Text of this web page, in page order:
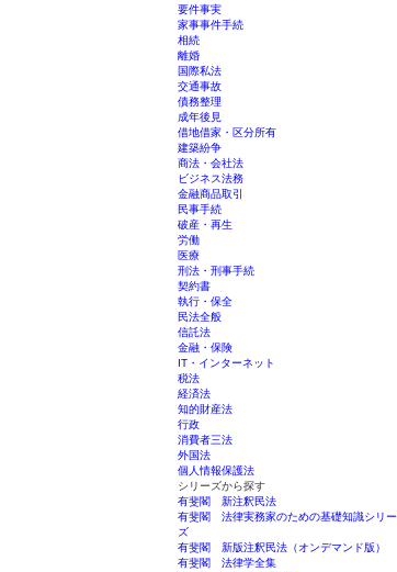
要件事実
家事事件手続
相続
離婚
国際私法
交通事故
債務整理
成年後見
借地借家・区分所有
建築紛争
商法・会社法
ビジネス法務
金融商品取引
民事手続
破産・再生
労働
医療
刑法・刑事手続
契約書
執行・保全
民法全般
信託法
金融・保険
IT・インターネット
税法
経済法
知的財産法
行政
消費者三法
外国法
個人情報保護法
シリーズから探す
有斐閣 新注釈民法
有斐閣 法律実務家のための基礎知識シリー
ズ
有斐閣 新版注釈民法（オンデマンド版）
有斐閣 法律学全集